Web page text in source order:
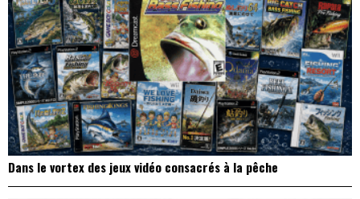
Dans le vortex des jeux vidéo consacrés à la pêche